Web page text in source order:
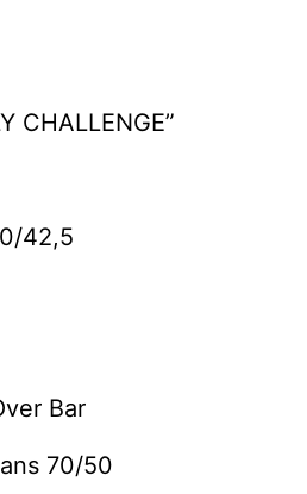
CHALLENGE”
42,5
Bar
70/50